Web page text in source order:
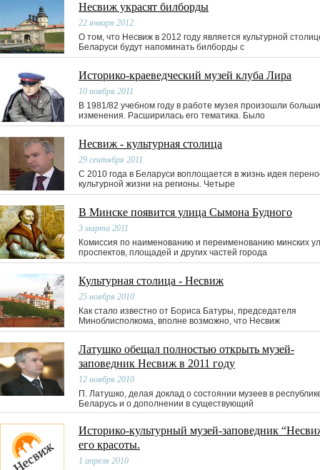
Несвиж украсят билборды
22 января 2012
О том, что Несвиж в 2012 году является культурной
Беларуси будут напоминать билборды с
Историко-краеведческий музей клуба Лира
10 ноября 2011
В 1981/82 учебном году в работе музея произошли
изменения. Расширилась его тематика. Было
Несвиж - культурная столица
29 сентября 2011
С 2010 года в Беларуси воплощается в жизнь идея
культурной жизни на регионы. Четыре
В Минске появится улица Сымона Будного
3 марта 2011
Комиссия по наименованию и переименованию минских
проспектов, площадей и других частей города
Культурная столица - Несвиж
25 ноября 2010
Как стало известно от Бориса Батуры, председателя
Миноблисполкома, вполне возможно, что Несвиж
Латушко обещал полностью открыть музей-
заповедник Несвиж в 2011 году
12 ноября 2010
П. Латушко, делая доклад о состоянии музеев в
Беларусь и о дополнении в существующий
Историко-культурный музей-заповедник
его красоты.
1 апреля 2010